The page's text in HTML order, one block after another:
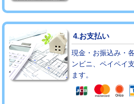
4.お支払い
現金・お振込み・
ンビニ、ペイペイ
ます。